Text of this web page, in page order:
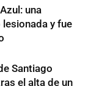
una
y fue
Santiago
el alta de un